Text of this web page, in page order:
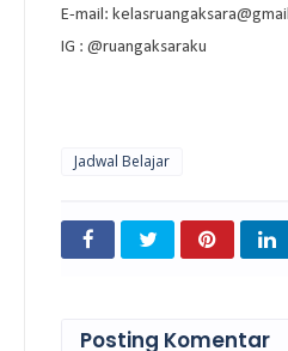
E-mail:
IG : @ruangaksaraku
Jadwal Belajar
Posting Komentar